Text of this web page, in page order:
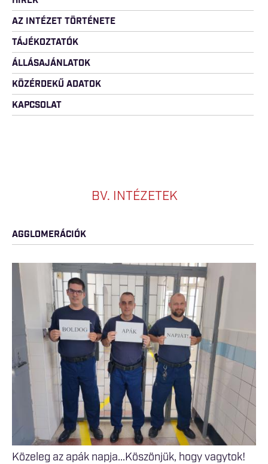
AZ INTÉZET TÖRTÉNETE
TÁJÉKOZTATÓK
ÁLLÁSAJÁNLATOK
KÖZÉRDEKŰ ADATOK
KAPCSOLAT
BV. INTÉZETEK
AGGLOMERÁCIÓK
Közeleg az apák napja...Köszönjük, hogy vagytok!